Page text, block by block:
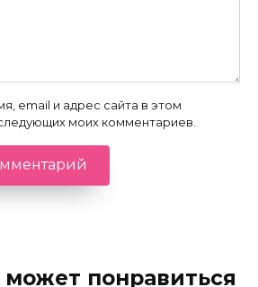
email и адрес сайта в этом
моих комментариев.
понравиться